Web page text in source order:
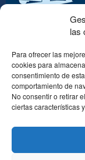
las
Para ofrecer las
cookies para
consentimiento de
comportamiento de
No consentir o retirar
ciertas características
Transporte de
(34) 610 798